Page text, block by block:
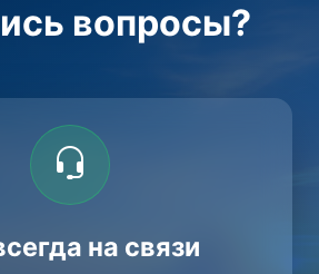
вопросы?
на связи